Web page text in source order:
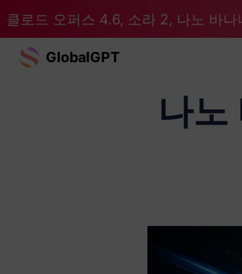
클로드 오퍼스 4.6, 소라 2, 나노 바
GlobalGPT
나